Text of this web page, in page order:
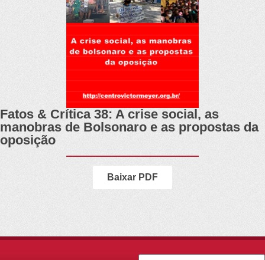
Fatos & Crítica 38: A crise social, as
manobras de Bolsonaro e as propostas da
oposição
Baixar PDF